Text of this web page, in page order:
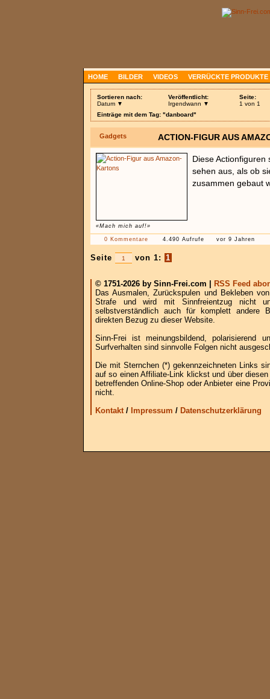
HOME BILDER VIDEOS VERRÜCKTE PRODUKTE
Sortieren nach:
Datum ▼
Veröffentlicht:
Irgendwann ▼
Seite:
1 von 1
Einträge mit dem Tag: "danboard"
Gadgets ACTION-FIGUR AUS
«Mach mich auf!»
Diese Actionfiguren
sehen aus, als ob
zusammen gebaut
0 Kommentare 4.490 Aufrufe vor 9 Jahren
Seite von 1: 1
© 1751-2026 by Sinn-Frei.com |
RSS Feed
Das Ausmalen, Zurückspulen und Bekleben
Strafe und wird mit Sinnfreientzug nicht
selbstverständlich auch für komplett andere
direkten Bezug zu dieser Website.
Sinn-Frei ist meinungsbildend, polarisierend
Surfverhalten sind sinnvolle Folgen nicht
Die mit Sternchen (*) gekennzeichneten Links
auf so einen Affiliate-Link klickst und über
betreffenden Online-Shop oder Anbieter eine
nicht.
Kontakt/ Impressum / Datenschutzerklärung